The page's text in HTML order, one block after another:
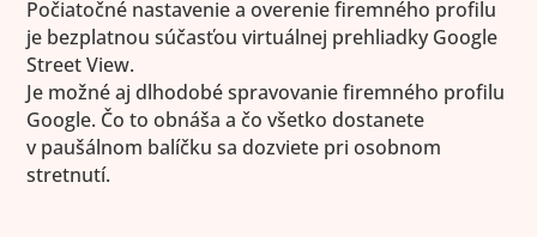
Počiatočné nastavenie a overenie firemného profilu
je bezplatnou súčasťou virtuálnej prehliadky Google
Street View.
Je možné aj dlhodobé spravovanie firemného profilu
Google. Čo to obnáša a čo všetko dostanete
v paušálnom balíčku sa dozviete pri osobnom
stretnutí.